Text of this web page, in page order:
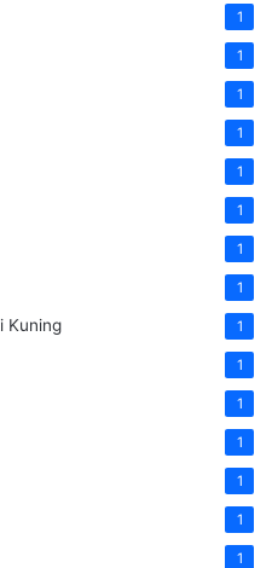
1
1
1
1
1
1
1
1
Kuning 1
1
1
1
1
1
1